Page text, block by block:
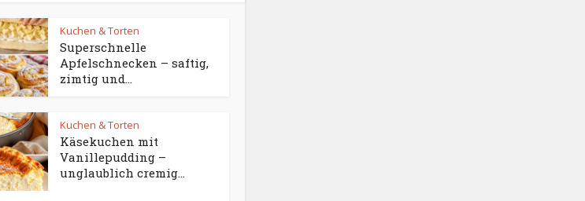
Kuchen & Torten
Superschnelle
Apfelschnecken – saftig,
zimtig und...
Kuchen & Torten
Käsekuchen mit
Vanillepudding –
unglaublich cremig...